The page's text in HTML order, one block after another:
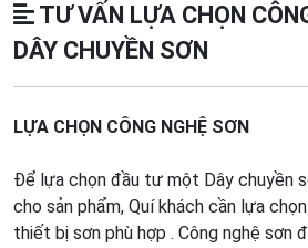
TƯ VẤN LỰA CHỌN
DÂY CHUYỀN SƠN
LỰA CHỌN CÔNG NGHỆ SƠN
Để lựa chọn đầu tư một Dây chuyền
cho sản phẩm, Quí khách cần lựa
thiết bị sơn phù hợp . Công nghệ sơn